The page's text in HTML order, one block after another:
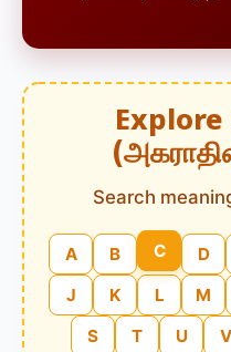
Search
A B C D
J
K L M
S
T U V